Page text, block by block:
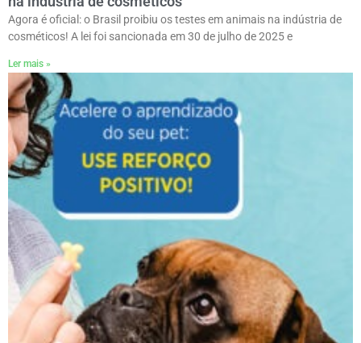
Agora é oficial: o Brasil proibiu os testes em animais na indústria de
cosméticos! A lei foi sancionada em 30 de julho de 2025 e
Ler mais »